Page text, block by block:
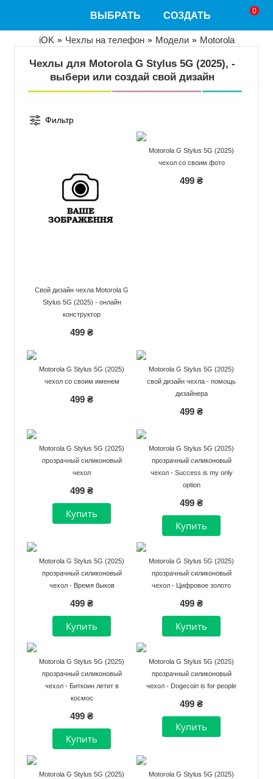
содержанию
ВЫБРАТЬ СОЗДАТЬ 0
Строка
iOK Чехлы на телефон Модели Motorola
Чехлы для Motorola G Stylus 5G (2025), -
выбери или создай свой дизайн
Фильтр
Свой дизайн чехла Motorola G
Stylus 5G (2025) - онлайн
конструктор
499 ₴
Motorola G Stylus 5G (2025)
чехол со своим фото
499 ₴
Motorola G Stylus 5G (2025)
чехол со своим именем
499 ₴
Motorola G Stylus 5G (2025)
свой дизайн чехла - помощь
дизайнера
499 ₴
Motorola G Stylus 5G (2025)
прозрачный силиконовый
чехол
499 ₴
Motorola G Stylus 5G (2025)
прозрачный силиконовый
чехол - Success is my only
option
499 ₴
Motorola G Stylus 5G (2025)
прозрачный силиконовый
чехол - Время быков
499 ₴
Motorola G Stylus 5G (2025)
прозрачный силиконовый
чехол - Цифровое золото
499 ₴
Motorola G Stylus 5G (2025)
прозрачный силиконовый
чехол - Биткоин летит в
космос
499 ₴
Motorola G Stylus 5G (2025)
прозрачный силиконовый
чехол - Dogecoin is for people
499 ₴
Motorola G Stylus 5G (2025)
Motorola G Stylus 5G (2025)